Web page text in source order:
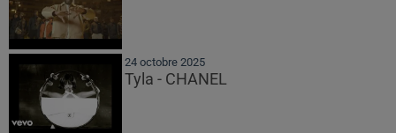
24 octobre 2025
Tyla - CHANEL